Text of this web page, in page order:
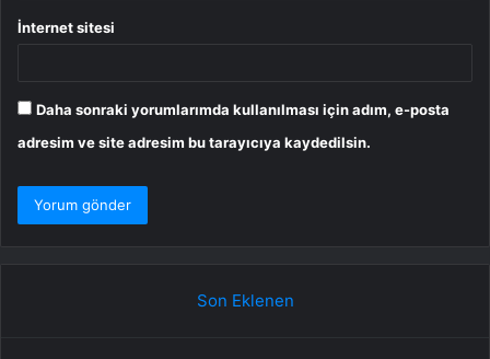
İnternet sitesi
Daha sonraki yorumlarımda kullanılması için adım, e-posta
adresim ve site adresim bu tarayıcıya kaydedilsin.
Son Eklenen